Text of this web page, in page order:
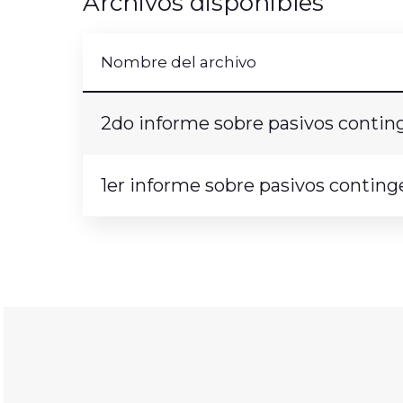
Nombre del archivo
2do informe sobre pasivos
1er informe sobre pasivos